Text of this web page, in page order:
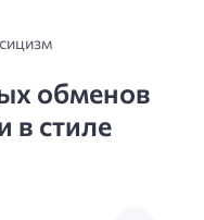
обменов
в стиле